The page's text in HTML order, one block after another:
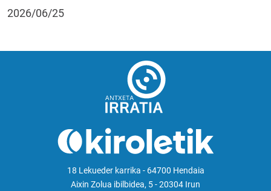
2026/06/25
18 Lekueder karrika - 64700 Hendaia
Aixin Zolua ibilbidea, 5 - 20304 Irun